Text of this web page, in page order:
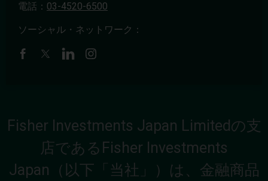
電話： 03-4520-6500
ソーシャル・ネットワーク：
Fisher Investments Japan Limitedの支
店であるFisher Investments
Japan（以下「当社」）は、金融商品